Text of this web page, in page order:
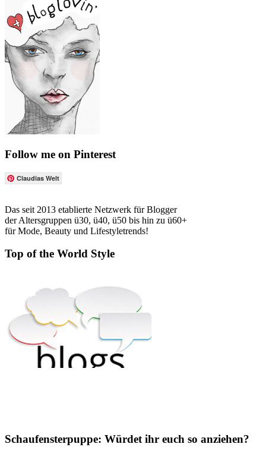
Follow me on Pinterest
Claudias Welt
Das seit 2013 etablierte Netzwerk für Blogger
der Altersgruppen ü30, ü40, ü50 bis hin zu ü60+
für Mode, Beauty und Lifestyletrends!
Top of the World Style
Schaufensterpuppe: Würdet ihr euch so anziehen?